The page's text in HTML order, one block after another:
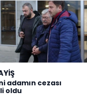
adamın cezası
oldu